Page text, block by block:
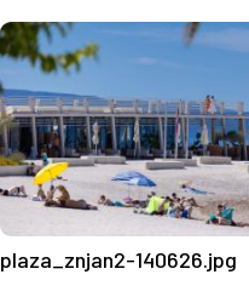
plaza_znjan2-140626.jpg